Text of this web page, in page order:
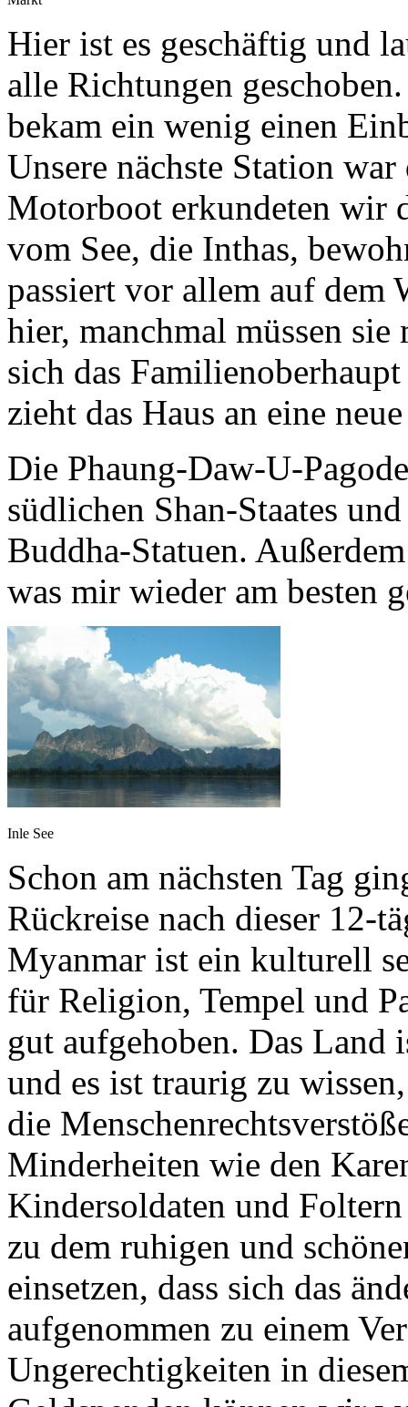
Hier ist es geschäftig und
alle Richtungen
bekam ein wenig einen
Unsere nächste Station
Motorboot erkundeten wir
vom See, die Inthas,
passiert vor allem auf dem
hier, manchmal müssen
sich das
zieht das Haus an eine
Die Phaung-Daw-U-
südlichen Shan-Staates
Buddha-Statuen.
was mir wieder am besten
Inle See
Schon am nächsten Tag
Rückreise nach dieser 12-
Myanmar ist ein kulturell
für Religion, Tempel und
gut aufgehoben. Das
und es ist traurig zu
die
Minderheiten wie den
Kindersoldaten und Foltern
zu dem ruhigen und
einsetzen, dass sich das
aufgenommen zu einem
Ungerechtigkeiten in